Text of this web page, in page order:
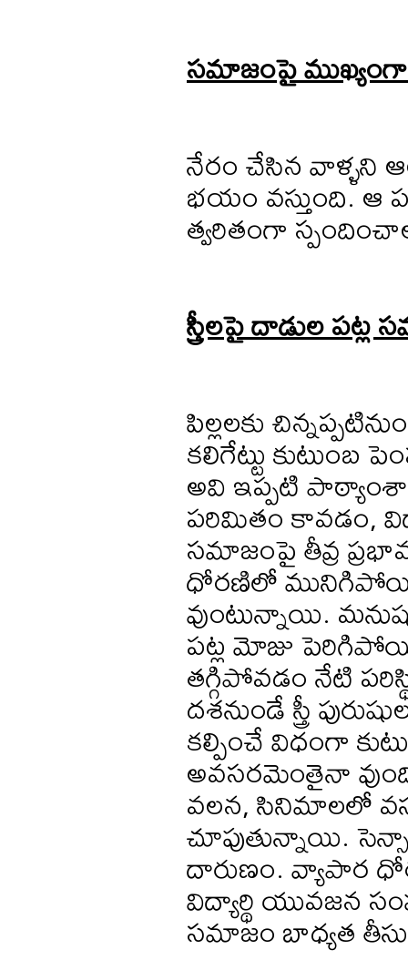
సమాజంపై
నేరం చేసిన వాళ్ళని
భయం వస్తుంది. ఆ
త్వరితంగా
స్త్రీలపై దాడుల పట్ల
పిల్లలకు
కలిగేట్టు కుటుంబ
అవి ఇప్పటి
పరిమితం కావడం,
సమాజంపై తీవ్ర
ధోరణిలో
వుంటున్నాయి.
పట్ల మోజు
తగ్గిపోవడం నేటి
దశనుండే స్త్రీ
కల్పించే విధంగా
అవసరమెంతైనా
వలన, సినిమాలలో
చూపుతున్నాయి.
దారుణం. వ్యాపార
విద్యార్థి యువజన
సమాజం బాధ్యత